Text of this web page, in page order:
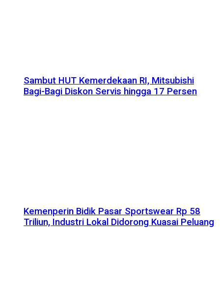
Sambut HUT Kemerdekaan RI, Mitsubishi
Bagi-Bagi Diskon Servis hingga 17 Persen
Kemenperin Bidik Pasar Sportswear Rp 58
Triliun, Industri Lokal Didorong Kuasai Peluang